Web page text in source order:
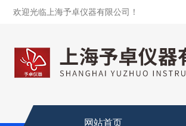
欢迎光临上海予卓仪器有限公司！
网站首页